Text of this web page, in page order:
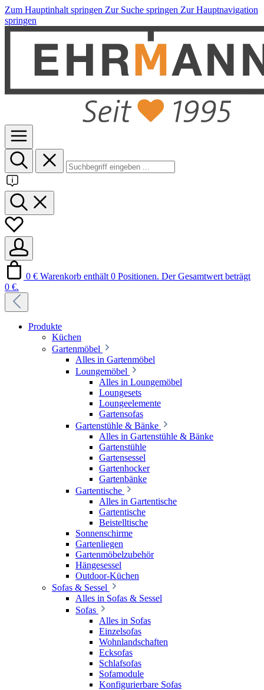
Zum Hauptinhalt springen Zur Suche springen Zur Hauptnavigation
springen
0 € Warenkorb enthält 0 Positionen. Der Gesamtwert beträgt
0 €.
Produkte
Küchen
Gartenmöbel
Alles in Gartenmöbel
Loungemöbel
Alles in Loungemöbel
Loungesets
Loungeelemente
Gartensofas
Gartenstühle & Bänke
Alles in Gartenstühle & Bänke
Gartenstühle
Gartensessel
Gartenhocker
Gartenbänke
Gartentische
Alles in Gartentische
Gartentische
Beistelltische
Sonnenschirme
Gartenliegen
Gartenmöbelzubehör
Hängesessel
Outdoor-Küchen
Sofas & Sessel
Alles in Sofas & Sessel
Sofas
Alles in Sofas
Einzelsofas
Wohnlandschaften
Ecksofas
Schlafsofas
Sofamodule
Konfigurierbare Sofas